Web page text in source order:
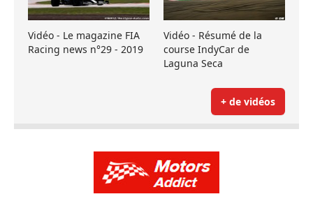
Vidéo - Le magazine FIA
Racing news n°29 - 2019
Vidéo - Résumé de la
course IndyCar de
Laguna Seca
+ de vidéos